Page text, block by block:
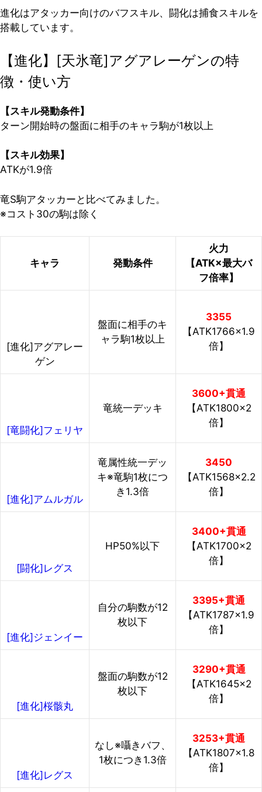
進化はアタッカー向けのバフスキル、闘化は捕食スキルを
搭載しています。
【進化】[天氷竜]アグアレーゲンの特
徴・使い方
【スキル発動条件】
ターン開始時の盤面に相手のキャラ駒が1枚以上
【スキル効果】
ATKが1.9倍
竜S駒アタッカーと比べてみました。
※コスト30の駒は除く
キャラ 発動条件
火力
【ATK×最大バ
フ倍率】
[進化]アグアレー
ゲン
盤面に相手のキ
ャラ駒1枚以上
3355
【ATK1766×1.9
倍】
[竜闘化]フェリヤ
竜統一デッキ
3600+貫通
【ATK1800×2
倍】
[進化]アムルガル
竜属性統一デッ
キ※竜駒1枚につ
き1.3倍
3450
【ATK1568×2.2
倍】
[闘化]レグス
HP50%以下
3400+貫通
【ATK1700×2
倍】
[進化]ジェンイー
自分の駒数が12
枚以下
3395+貫通
【ATK1787×1.9
倍】
[進化]桜骸丸
盤面の駒数が12
枚以下
3290+貫通
【ATK1645×2
倍】
[進化]レグス
なし※囁きバフ、
1枚につき1.3倍
3253+貫通
【ATK1807×1.8
倍】